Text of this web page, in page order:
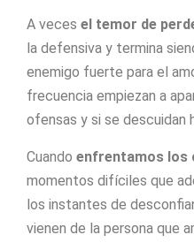
A veces el temor de
la defensiva y termina
enemigo fuerte para el
frecuencia empiezan a
ofensas y si se descuidan
Cuando enfrentamos los
momentos difíciles que
los instantes de
vienen de la persona que